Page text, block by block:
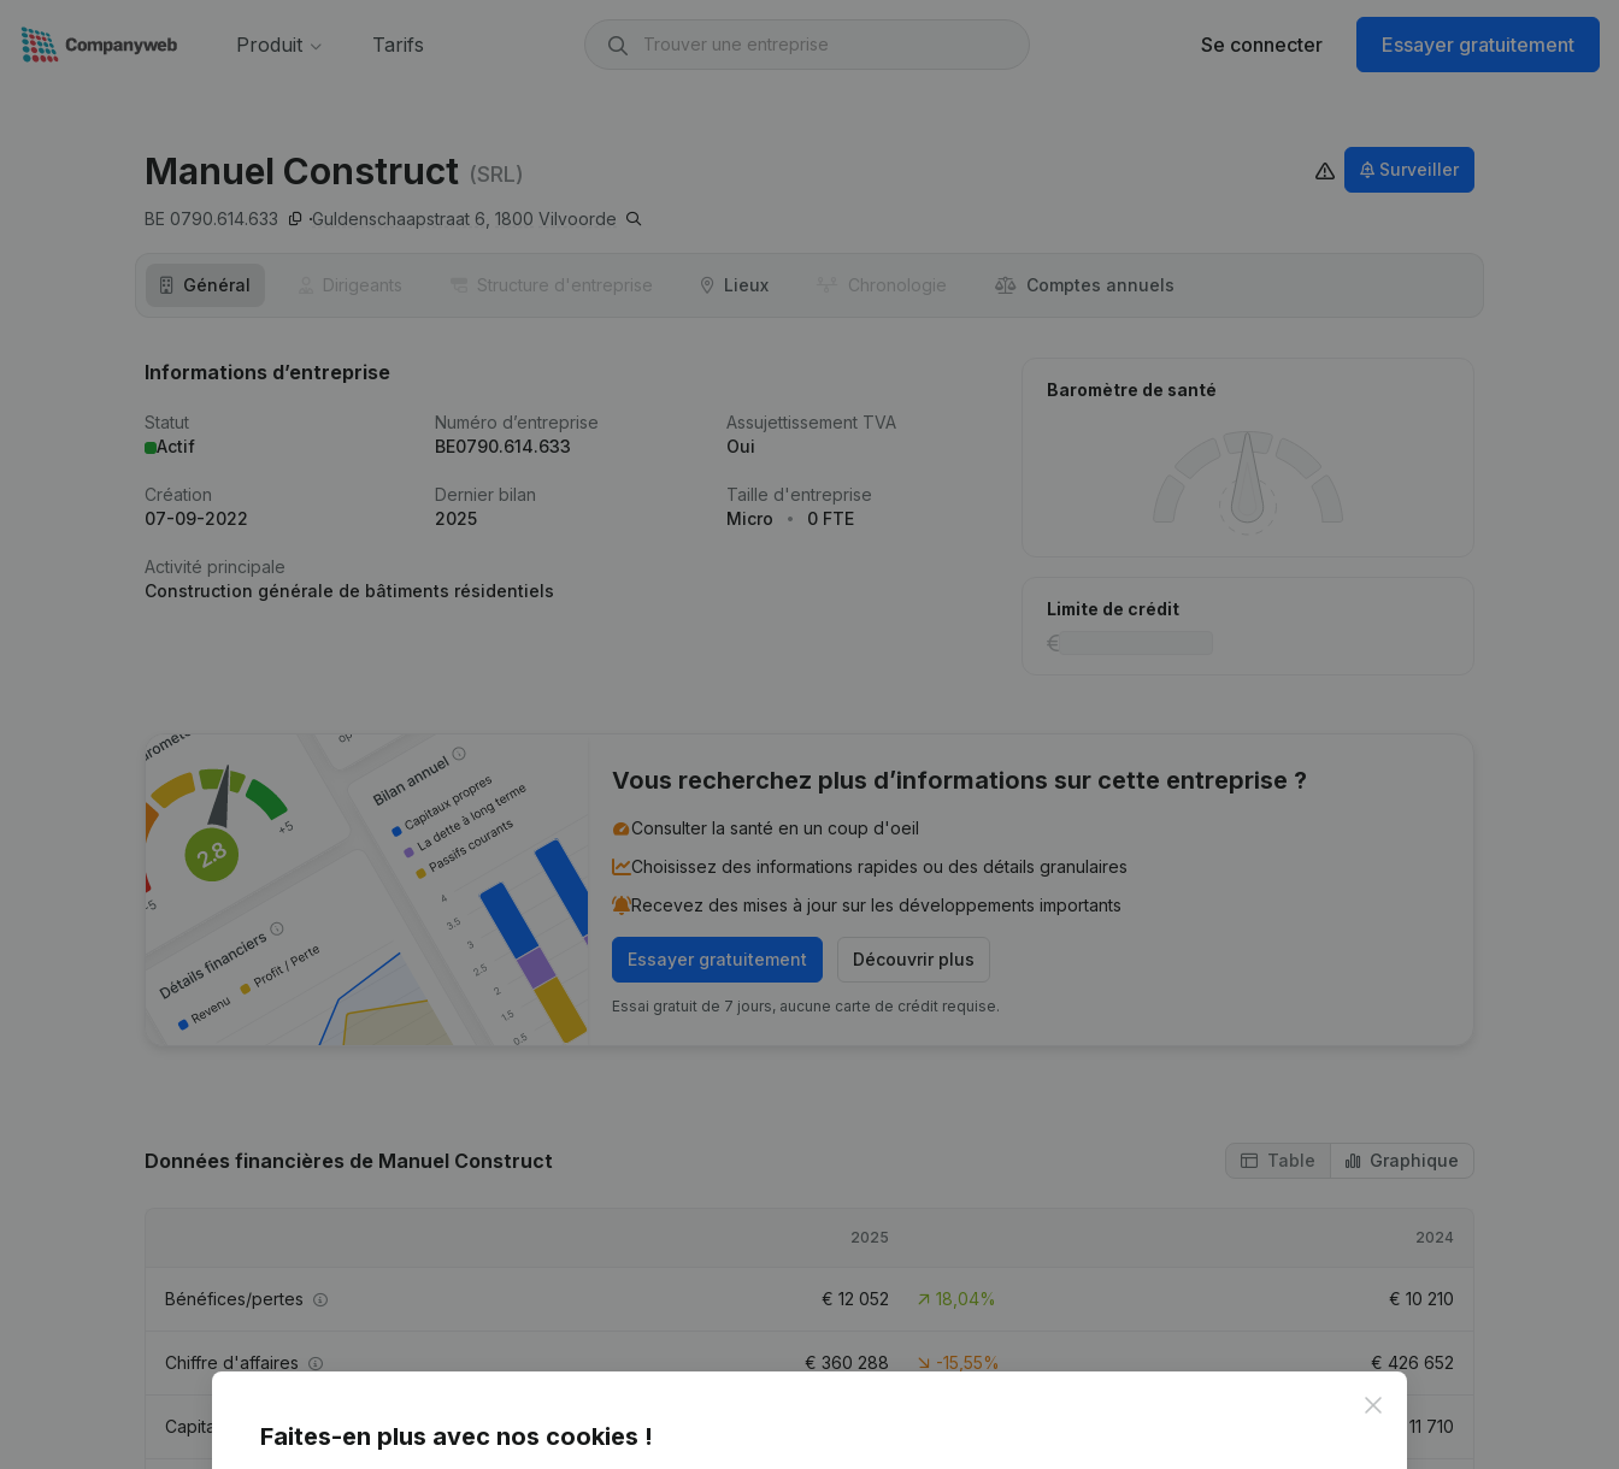
Produit Tarifs Se connecter Essayer gratuitement
Manuel Construct (SRL)
BE 0790.614.633 Guldenschaapstraat 6, 1800 Vilvoorde
Surveiller
Général Dirigeants Structure d'entreprise Lieux Chronologie Comptes annuels
Informations d’entreprise
Statut
Actif
Numéro d’entreprise
BE0790.614.633
Assujettissement TVA
Oui
Création
07-09-2022
Dernier bilan
2025
Taille d'entreprise
Micro
0 FTE
Activité principale
Construction générale de bâtiments résidentiels
Baromètre de santé
Limite de crédit
Vous recherchez plus d’informations sur cette entreprise ?
Consulter la santé en un coup d'oeil
Choisissez des informations rapides ou des détails granulaires
Recevez des mises à jour sur les développements importants
Essayer gratuitement Découvrir plus
Essai gratuit de 7 jours, aucune carte de crédit requise.
Données financières de Manuel Construct Table Graphique
2025 2024
Bénéfices/pertes € 12 052 18,04% € 10 210
Chiffre d'affaires € 360 288 -15,55% € 426 652
Capitaux propres 11 710
Close
Faites-en plus avec nos cookies !